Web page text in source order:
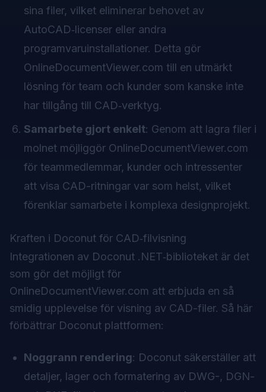
sina filer, vilket eliminerar behovet av
AutoCAD‑licenser eller andra
programvaruinstallationer. Detta gör
OnlineDocumentViewer.com till en utmärkt
lösning för team och kunder som kanske inte
har tillgång till CAD‑verktyg.
Samarbete gjort enkelt: Genom att lagra filer i
molnet möjliggör OnlineDocumentViewer.com
för teammedlemmar, kunder och intressenter
att visa CAD-ritningar var som helst, vilket
förenklar samarbete i komplexa designprojekt.
Kraften i Doconut för CAD‑filvisning
Integrationen av Doconut .NET‑biblioteket är det
som gör det möjligt för
OnlineDocumentViewer.com att erbjuda en så
smidig upplevelse för visning av CAD-filer. Så här
förbättrar Doconut plattformen:
Noggrann rendering: Doconut säkerställer att
detaljer, lager och formatering av DWG-, DGN-